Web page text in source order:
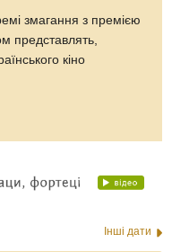
змагання з премією
представлять,
кіно
Інші дати